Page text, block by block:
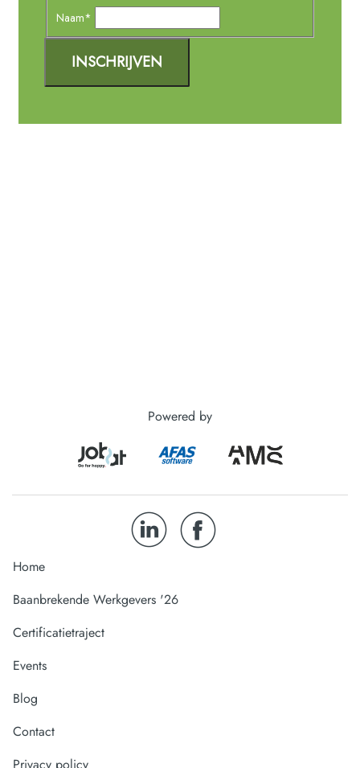
Powered by
Home
Baanbrekende Werkgevers '26
Certificatietraject
Events
Blog
Contact